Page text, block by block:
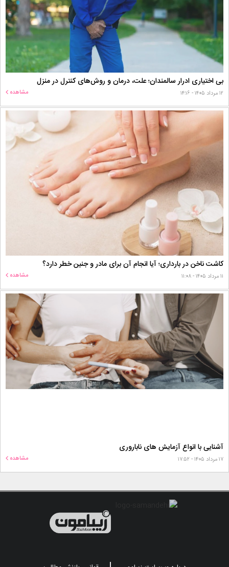
بی اختیاری ادرار سالمندان؛ علت، درمان و روش‌های کنترل در منزل
۱۲ مرداد ۱۴۰۵ - ۱۴:۱۶ مشاهده
کاشت ناخن در بارداری؛ آیا انجام آن برای مادر و جنین خطر دارد؟
۱۱ مرداد ۱۴۰۵ - ۱۱:۰۸ مشاهده
آشنایی با انواع آزمایش های ناباروری
۱۷ مرداد ۱۴۰۵ - ۱۷:۵۲ مشاهده